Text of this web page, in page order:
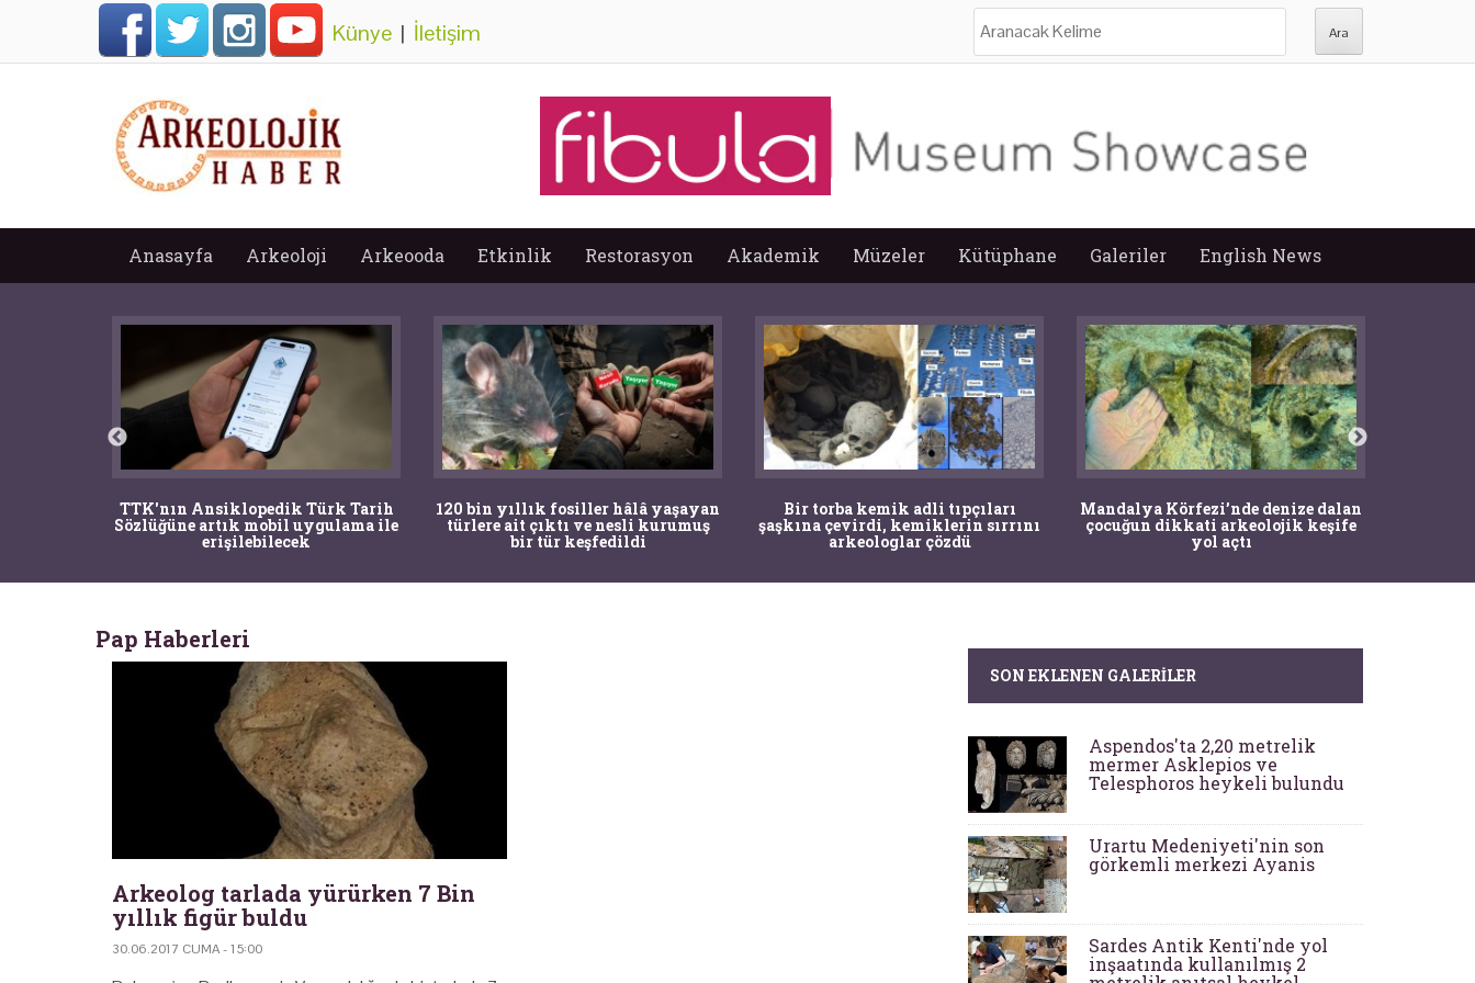
Künye | İletişim
Anasayfa Arkeoloji Arkeooda Etkinlik Restorasyon Akademik Müzeler Kütüphane Galeriler English News
TTK'nın Ansiklopedik Türk Tarih
Sözlüğüne artık mobil uygulama ile
erişilebilecek
120 bin yıllık fosiller hâlâ yaşayan
türlere ait çıktı ve nesli kurumuş
bir tür keşfedildi
Bir torba kemik adli tıpçıları
şaşkına çevirdi, kemiklerin sırrını
arkeologlar çözdü
Mandalya Körfezi’nde denize dalan
çocuğun dikkati arkeolojik keşife
yol açtı
Pap Haberleri
Arkeolog tarlada yürürken 7 Bin
yıllık figür buldu
30.06.2017 CUMA - 15:00
SON EKLENEN GALERILER
Aspendos'ta 2,20 metrelik
mermer Asklepios ve
Telesphoros heykeli bulundu
Urartu Medeniyeti'nin son
görkemli merkezi Ayanis
Sardes Antik Kenti'nde yol
inşaatında kullanılmış 2